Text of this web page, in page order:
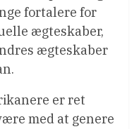
fortalere for
ægteskaber,
ægteskaber
er ret
med at genere